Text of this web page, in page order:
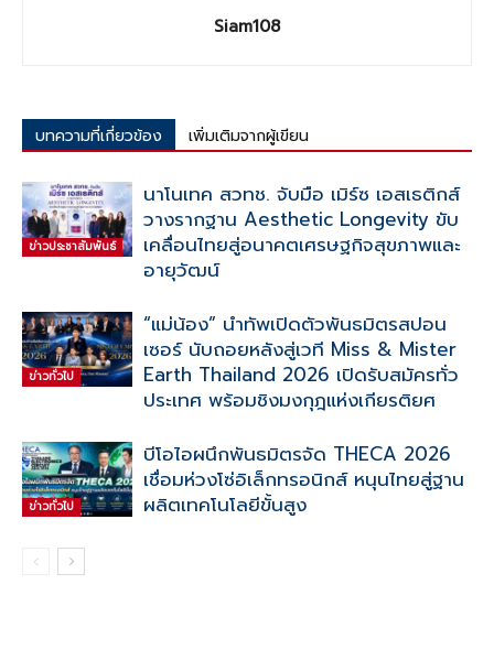
Siam108
บทความที่เกี่ยวข้อง เพิ่มเติมจากผู้เขียน
ข่าวประชาสัมพันธ์
นาโนเทค สวทช. จับมือ เมิร์ซ เอสเธติกส์
วางรากฐาน Aesthetic Longevity ขับ
เคลื่อนไทยสู่อนาคตเศรษฐกิจสุขภาพและ
อายุวัฒน์
ข่าวทั่วไป
“แม่น้อง” นำทัพเปิดตัวพันธมิตรสปอน
เซอร์ นับถอยหลังสู่เวที Miss & Mister
Earth Thailand 2026 เปิดรับสมัครทั่ว
ประเทศ พร้อมชิงมงกุฎแห่งเกียรติยศ
ข่าวทั่วไป
บีโอไอผนึกพันธมิตรจัด THECA 2026
เชื่อมห่วงโซ่อิเล็กทรอนิกส์ หนุนไทยสู่ฐาน
ผลิตเทคโนโลยีขั้นสูง